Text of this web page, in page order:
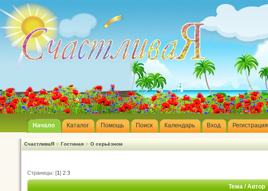
Начало Каталог Помощь Поиск Календарь Вход Регистрация
СчастливаЯ » Гостиная » О серьёзном
Страницы: [1] 2 3
Тема/Автор